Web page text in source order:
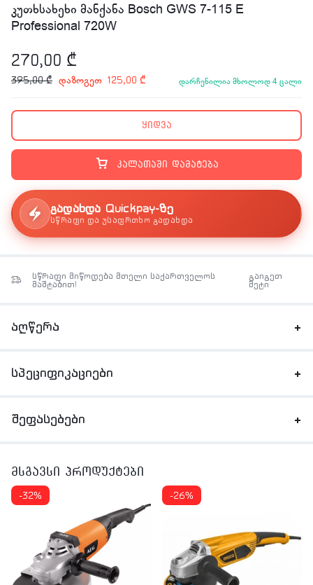
კუთხსახეხი მანქანა Bosch GWS 7-115 E
Professional 720W
270,00 ₾
395,00₾ დაზოგეთ 125,00 ₾ დარჩენილია მხოლოდ 4 ცალი
კალათაში დამატება
ყიდვა
გადახდა Quickpay-ზე
სწრაფი და უსაფრთხო გადახდა
სწრაფი მიწოდება მთელი საქართველოს
მაშტაბით!
გაიგეთ
მეტი
აღწერა
სპეციფიკაციები
შეფასებები
მსგავსი პროდუქტები
-32% -26%